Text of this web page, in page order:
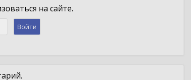
на сайте.
Войти